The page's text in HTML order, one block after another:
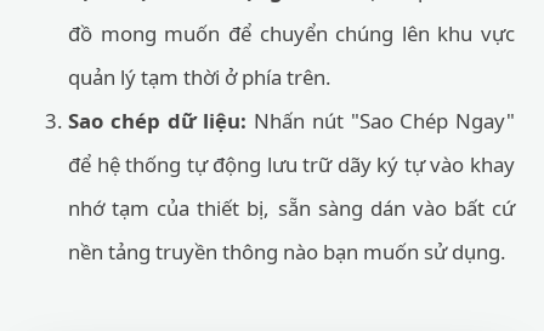
đồ mong muốn để chuyển chúng lên khu vực
quản lý tạm thời ở phía trên.
Sao chép dữ liệu: Nhấn nút "Sao Chép Ngay"
để hệ thống tự động lưu trữ dãy ký tự vào khay
nhớ tạm của thiết bị, sẵn sàng dán vào bất cứ
nền tảng truyền thông nào bạn muốn sử dụng.